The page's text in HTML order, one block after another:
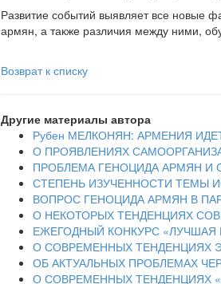
Развитие событий выявляет все новые
армян, а также различия между ними,
Возврат к списку
Другие материалы автора
Рубен МЕЛКОНЯН: АРМЕНИЯ
О ПРОЯВЛЕНИЯХ
ПРОБЛЕМА ГЕНОЦИДА АРМЯН И
СТЕПЕНЬ ИЗУЧЕННОСТИ ТЕМЫ
ВОПРОС ГЕНОЦИДА АРМЯН В
О НЕКОТОРЫХ ТЕНДЕНЦИЯХ
ЕЖЕГОДНЫЙ КОНКУРС «ЛУЧШАЯ
О СОВРЕМЕННЫХ ТЕНДЕНЦИЯХ
ОБ АКТУАЛЬНЫХ ПРОБЛЕМАХ
О СОВРЕМЕННЫХ ТЕНДЕНЦИЯХ